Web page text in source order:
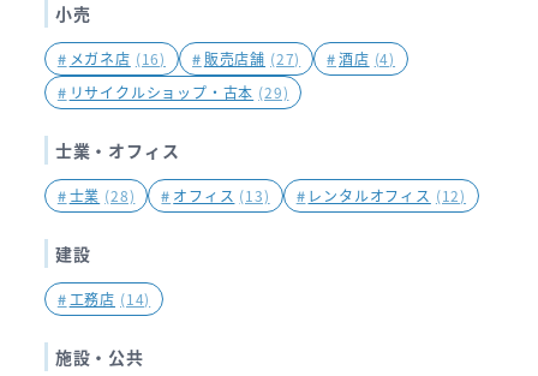
小売
# メガネ店 (16) # 販売店舗 (27) #酒店 (4)
# リサイクルショップ・古本 (29)
士業・オフィス
#士業 (28) # オフィス (13) # レンタルオフィス (12)
建設
# 工務店 (14)
施設・公共